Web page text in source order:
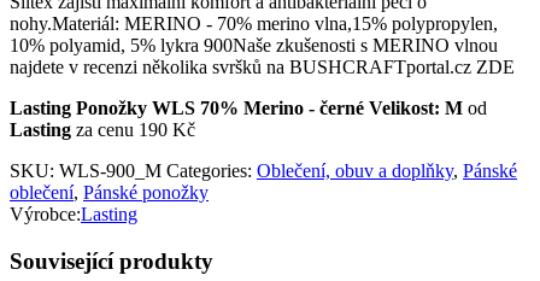
nohy.Materiál: MERINO - 70% merino vlna,15% polypropylen,
10% polyamid, 5% lykra 900Naše zkušenosti s MERINO vlnou
najdete v recenzi několika svršků na BUSHCRAFTportal.cz ZDE
Lasting Ponožky WLS 70% Merino - černé Velikost: M od
Lasting za cenu 190 Kč
SKU: WLS-900_M Categories: Oblečení, obuv a doplňky, Pánské
oblečení, Pánské ponožky
Výrobce:Lasting
Související produkty